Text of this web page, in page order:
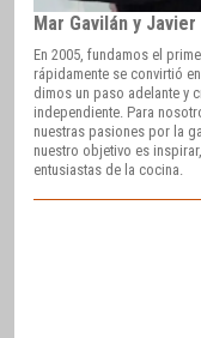
Mar Gavilán y
En 2005, fundamos el
rápidamente se convirtió
dimos un paso adelante y
independiente. Para
nuestras pasiones por la
nuestro objetivo es
entusiastas de la cocina.